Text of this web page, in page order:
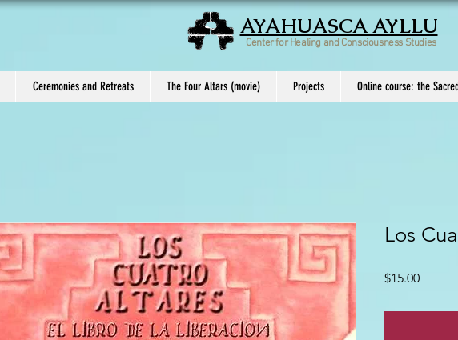
AYAHUASCA AYLLU
Center for Healing and Consciousness Studies
Ceremonies and Retreats The Four Altars (movie) Projects Online course: the
Los
$15.00Price